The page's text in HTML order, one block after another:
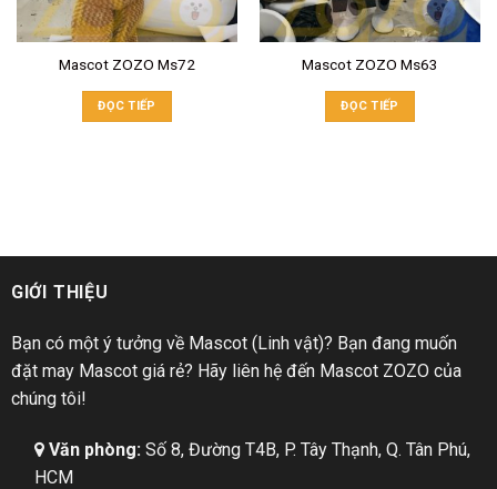
Mascot ZOZO Ms72
ĐỌC TIẾP
Mascot ZOZO Ms63
ĐỌC TIẾP
GIỚI THIỆU
Bạn có một ý tưởng về Mascot (Linh vật)? Bạn đang muốn
đặt may Mascot giá rẻ? Hãy liên hệ đến Mascot ZOZO của
chúng tôi!
Văn phòng:Số 8, Đường T4B, P. Tây Thạnh, Q. Tân Phú,
HCM